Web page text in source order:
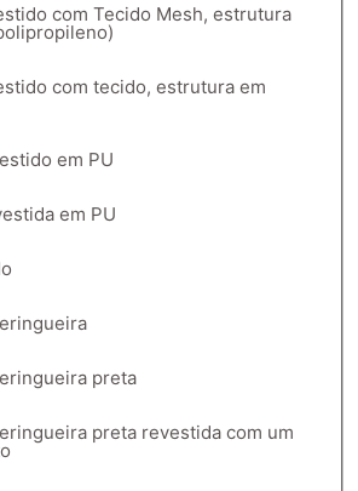
com Tecido Mesh, estrutura
com tecido, estrutura em
em PU
em PU
preta
preta revestida com um